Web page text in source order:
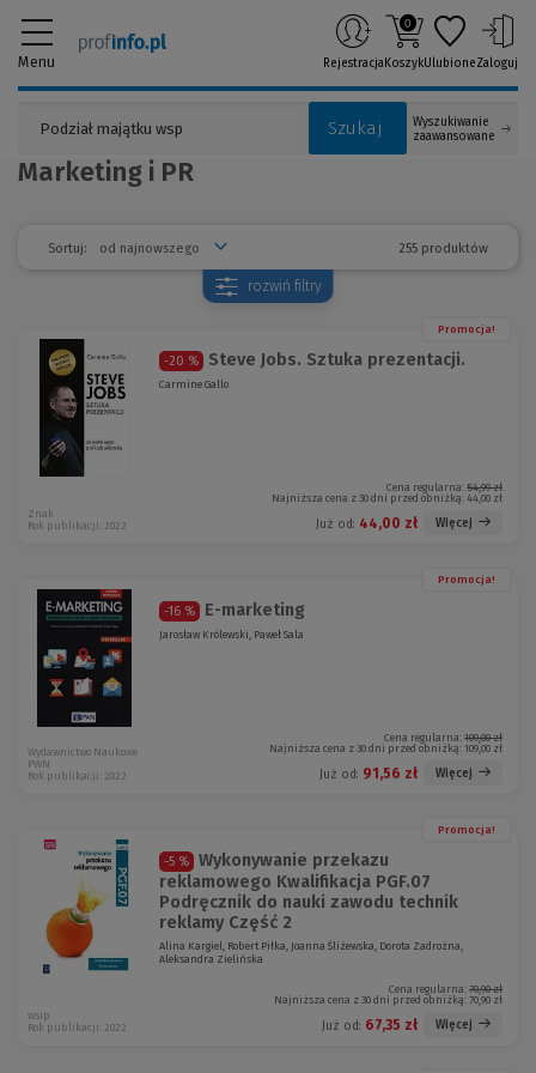
Menu
Szukaj
Wyszukiwanie
zaawansowane
Rejestracja
0
KoszykUlubioneZaloguj
Marketing i PR
Sortuj: 255 produktów
rozwiń filtry
Promocja!
-20 % Steve Jobs. Sztuka prezentacji.
Carmine Gallo
Cena regularna: 54,99 zł
Najniższa cena z 30 dni przed obniżką: 44,00 zł
Już od: 44,00 zł Więcej
Znak
Rok publikacji: 2022
Promocja!
-16 % E-marketing
Jarosław Królewski, Paweł Sala
Cena regularna: 109,00 zł
Najniższa cena z 30 dni przed obniżką: 109,00 zł
Już od: 91,56 zł Więcej
Wydawnictwo Naukowe
PWN
Rok publikacji: 2022
Promocja!
-5 %
Wykonywanie przekazu
reklamowego Kwalifikacja PGF.07
Podręcznik do nauki zawodu technik
reklamy Część 2
Alina Kargiel, Robert Piłka, Joanna Śliżewska, Dorota Zadrożna,
Aleksandra Zielińska
Cena regularna: 70,90 zł
Najniższa cena z 30 dni przed obniżką: 70,90 zł
Już od: 67,35 zł Więcej
wsip
Rok publikacji: 2022